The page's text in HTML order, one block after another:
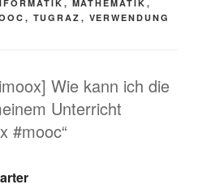
, MATHEMATIK ,
, TUGRAZ , VERWENDUNG
Wie kann ich die
Unterricht
#mooc“